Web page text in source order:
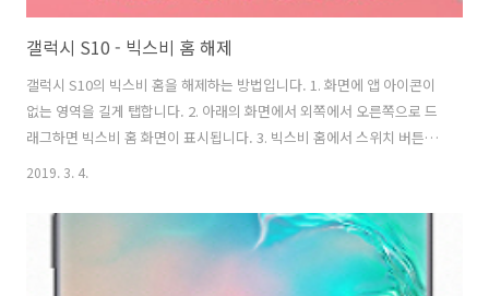
갤럭시 S10 - 빅스비 홈 해제
갤럭시 S10의 빅스비 홈을 해제하는 방법입니다. 1. 화면에 앱 아이콘이
없는 영역을 길게 탭합니다. 2. 아래의 화면에서 외쪽에서 오른쪽으로 드
래그하면 빅스비 홈 화면이 표시됩니다. 3. 빅스비 홈에서 스위치 버튼을
해제하면 빅스비 홈이 해제됩니다.
2019. 3. 4.